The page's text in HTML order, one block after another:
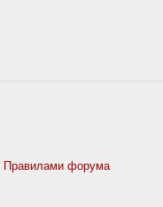
Правилами форума